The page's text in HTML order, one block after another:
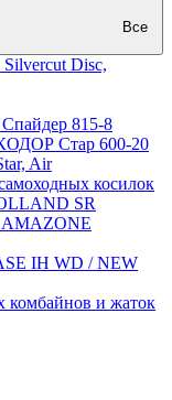
Все
Disc,
815-8
Стар 600-20
Air
косилок
SR
AMAZONE
IH WD / NEW
комбайнов и жаток